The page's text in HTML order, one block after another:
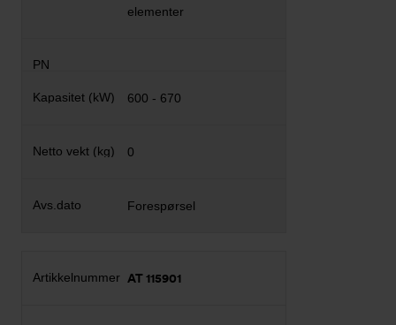
elementer
600 - 670
0
Forespørsel
AT 115901